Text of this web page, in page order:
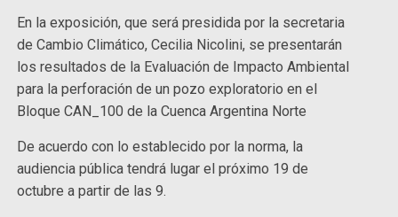
En la exposición, que será presidida por la secretaria
de Cambio Climático, Cecilia Nicolini, se presentarán
los resultados de la Evaluación de Impacto Ambiental
para la perforación de un pozo exploratorio en el
Bloque CAN_100 de la Cuenca Argentina Norte
De acuerdo con lo establecido por la norma, la
audiencia pública tendrá lugar el próximo 19 de
octubre a partir de las 9.